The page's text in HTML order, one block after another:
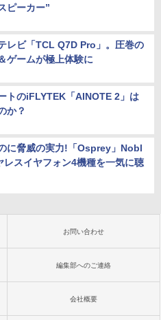
ピーカー”
レビ「TCL Q7D Pro」。圧巻の
ゲームが極上体験に
トのiFLYTEK「AINOTE 2」は
か？
に脅威の実力!「Osprey」Nobl
スイヤフォン4機種を一気に聴
お問い合わせ
編集部へのご連絡
会社概要